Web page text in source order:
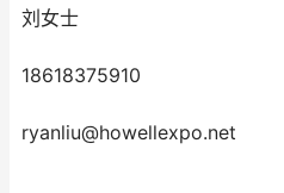
刘女士
18618375910
ryanliu@howellexpo.net